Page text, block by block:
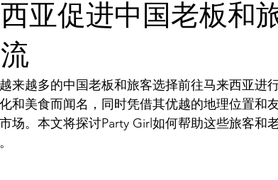
亚促进中国老板和
来越多的中国老板和旅客选择前往马来西亚进
和美食而闻名，同时凭借其优越的地理位置和
场。本文将探讨Party Girl如何帮助这些旅客和